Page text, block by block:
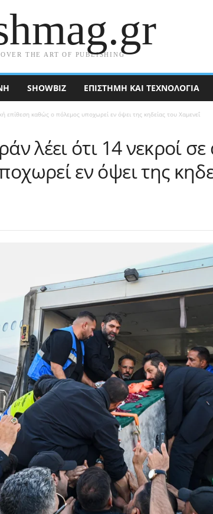
THE ART OF PUBLISHING
SHOWBIZ ΕΠΙΣΤΉΜΗ ΚΑΙ ΤΕΧΝΟΛΟΓΊΑ
επίθεση καθώς ο πόλεμος υποχωρεί εν όψει της κηδείας του Χαμενεΐ
λέει ότι 14 νεκροί
εν όψει της